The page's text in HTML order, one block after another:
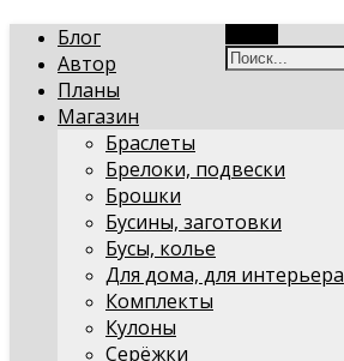
Блог
Автор
Планы
Магазин
Браслеты
Брелоки, подвески
Брошки
Бусины, заготовки
Бусы, колье
Для дома, для интерьера
Комплекты
Кулоны
Серёжки